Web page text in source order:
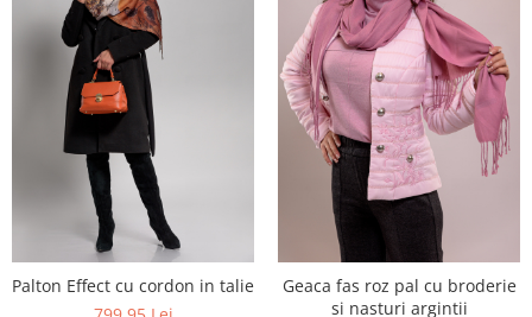
Palton Effect cu cordon in talie
Geaca fas roz pal cu broderie
si nasturi argintii